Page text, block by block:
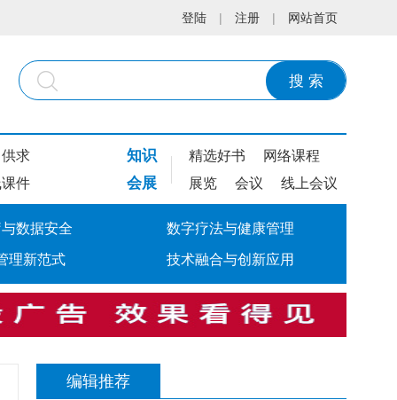
登陆 | 注册 | 网站首页
搜 索
供求
件
知识 精选好书 网络课程
会展 展览 会议 线上会议
数据安全 数字疗法与健康管理
理新范式 技术融合与创新应用
编辑推荐